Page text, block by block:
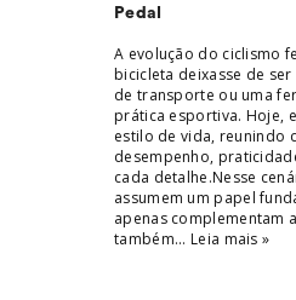
LER
Pedal
A evolução do ciclismo
bicicleta deixasse de
de transporte ou uma
prática esportiva. Hoje,
estilo de vida, reunindo
desempenho,
cada detalhe.Nesse
assumem um papel
apenas complementam
também... Leia mais »